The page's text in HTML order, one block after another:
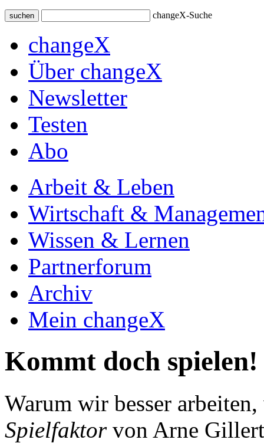
suchen changeX-Suche
changeX
Über changeX
Newsletter
Testen
Abo
Arbeit & Leben
Wirtschaft &
Wissen & Lernen
Partnerforum
Archiv
Mein changeX
Kommt doch spielen!
Warum wir besser
Spielfaktorvon Arne Gillert